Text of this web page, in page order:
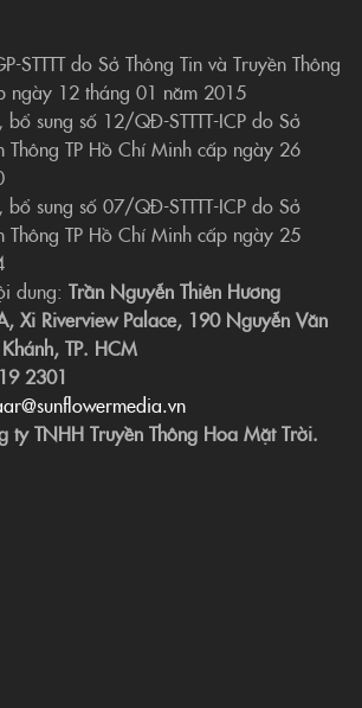
STTTT do Sở Thông Tin và Truyền Thông
ngày 12 tháng 01 năm 2015
sung số 12/QĐ-STTTT-ICP do Sở
Thông TP Hồ Chí Minh cấp ngày 26
sung số 07/QĐ-STTTT-ICP do Sở
Thông TP Hồ Chí Minh cấp ngày 25
dung: Trần Nguyễn Thiên Hương
Xi Riverview Palace, 190 Nguyễn Văn
TP. HCM
2301
ty TNHH Truyền Thông Hoa Mặt Trời.